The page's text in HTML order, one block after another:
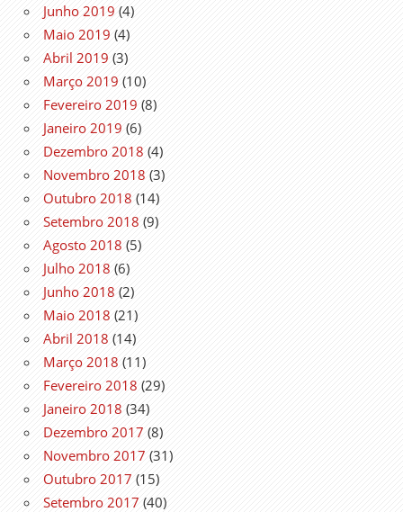
Junho 2019 (4)
Maio 2019 (4)
Abril 2019 (3)
Março 2019 (10)
Fevereiro 2019 (8)
Janeiro 2019 (6)
Dezembro 2018 (4)
Novembro 2018 (3)
Outubro 2018 (14)
Setembro 2018 (9)
Agosto 2018 (5)
Julho 2018 (6)
Junho 2018 (2)
Maio 2018 (21)
Abril 2018 (14)
Março 2018 (11)
Fevereiro 2018 (29)
Janeiro 2018 (34)
Dezembro 2017 (8)
Novembro 2017 (31)
Outubro 2017 (15)
Setembro 2017 (40)